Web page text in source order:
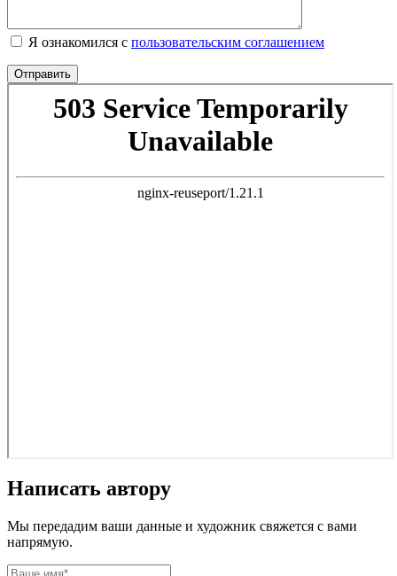
Я ознакомился с пользовательским соглашением
Написать автору
Мы передадим ваши данные и художник свяжется с вами
напрямую.